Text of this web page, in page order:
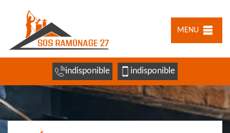
MENU
indisponible indisponible